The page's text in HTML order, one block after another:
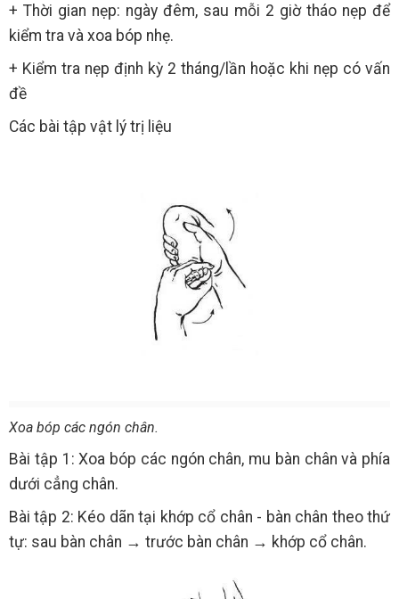
+ Thời gian nẹp: ngày đêm, sau mỗi 2 giờ tháo nẹp để
kiểm tra và xoa bóp nhẹ.
+ Kiểm tra nẹp định kỳ 2 tháng/lần hoặc khi nẹp có vấn
đề
Các bài tập vật lý trị liệu
Xoa bóp các ngón chân.
Bài tập 1: Xoa bóp các ngón chân, mu bàn chân và phía
dưới cẳng chân.
Bài tập 2: Kéo dãn tại khớp cổ chân - bàn chân theo thứ
tự: sau bàn chân → trước bàn chân → khớp cổ chân.